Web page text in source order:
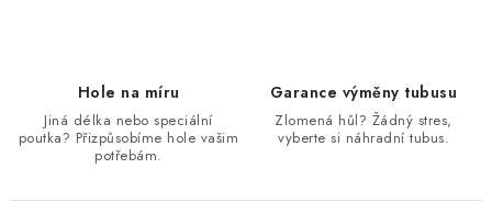
Hole na míru
Jiná délka nebo speciální
poutka? Přizpůsobíme hole vašim
potřebám.
Garance výměny tubusu
Zlomená hůl? Žádný stres,
vyberte si náhradní tubus.